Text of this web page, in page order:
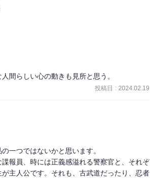
間らしい心の動きも見所と思う。
投稿日 : 2024.02.19
一つではないかと思います。
報員、時には正義感溢れる警察官と、それぞ
主人公です。それも、古武道だったり、忍者